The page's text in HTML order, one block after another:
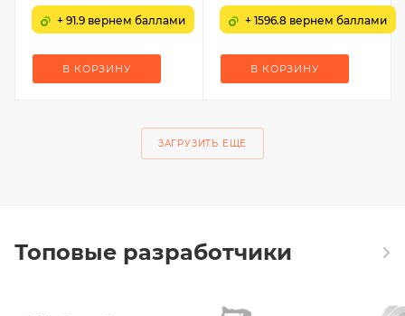
+ 91.9 вернем баллами
В КОРЗИНУ
+ 1596.8 вернем баллами
В КОРЗИНУ
ЗАГРУЗИТЬ ЕЩЕ
Топовые разработчики